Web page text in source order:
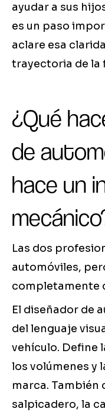
ayudar a sus
es un paso
aclare esa
trayectoria de la
¿Qué
de
hace un
Las dos
automóviles,
completamente
El diseñador de
del lenguaje
vehículo. Define
los volúmenes y
marca. También
salpicadero, la